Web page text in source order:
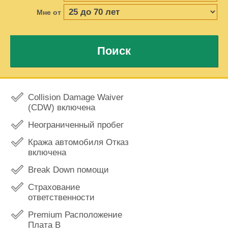
Мне от
Поиск
Collision Damage Waiver
(CDW) включена
Неограниченный пробег
Кража автомобиля Отказ
включена
Break Down помощи
Страхование
ответственности
Premium Расположение
Плата В